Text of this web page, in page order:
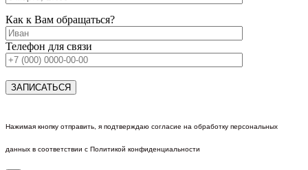
Как к Вам обращаться?
Телефон для связи
Нажимая кнопку отправить, я подтверждаю согласие на обработку персональных
данных в соответствии с Политикой конфиденциальности